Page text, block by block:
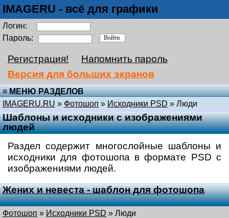
IMAGERU - всё для графики
Логин:
Пароль:
Регистрация!
Напомнить пароль
Версия для больших экранов
≡ МЕНЮ РАЗДЕЛОВ
IMAGERU.RU » Фотошоп » Исходники PSD » Люди
Шаблоны и исходники с изображениями
людей
Раздел содержит многослойные шаблоны и
исходники для фотошопа в формате PSD с
изображениями людей.
Жених и невеста - шаблон для фотошопа
Фотошоп » Исходники PSD » Люди